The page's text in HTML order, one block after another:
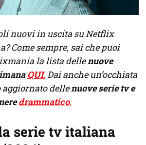
nuovi in uscita su Netflix
Come sempre, sai che puoi
la lista dellenuove
QUI. Dai anche un’occhiata
aggiornato dellenuove serie tv e
drammatico.
serie tv italiana